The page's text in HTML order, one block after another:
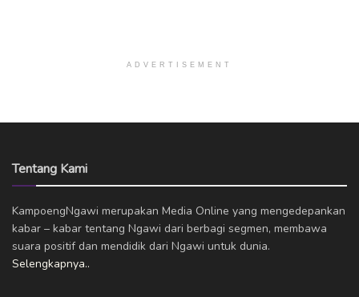
ADVERTISEMENT
Tentang Kami
KampoengNgawi merupakan Media Online yang mengedepankan
kabar – kabar tentang Ngawi dari berbagi segmen, membawa
suara positif dan mendidik dari Ngawi untuk dunia.
Selengkapnya..